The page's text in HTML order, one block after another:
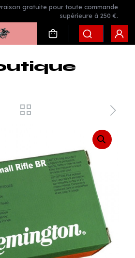
gratuite pour toute commande
supérieure à 250 €.